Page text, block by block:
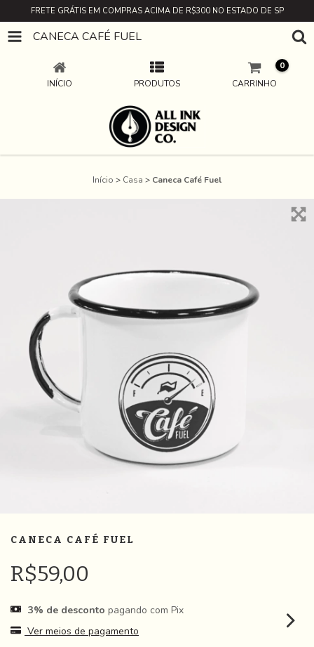
FRETE GRÁTIS EM COMPRAS ACIMA DE R$300 NO ESTADO DE SP
CANECA CAFÉ FUEL
INÍCIO PRODUTOS CARRINHO
0
Início > Casa > Caneca Café Fuel
CANECA CAFÉ FUEL
R$59,00
3% de desconto pagando com Pix
Ver meios de pagamento